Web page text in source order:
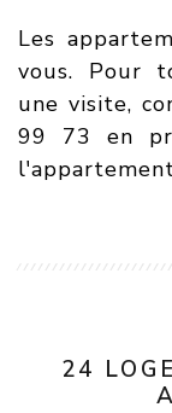
Les
vous. Pour
une visite,
99 73 en
24